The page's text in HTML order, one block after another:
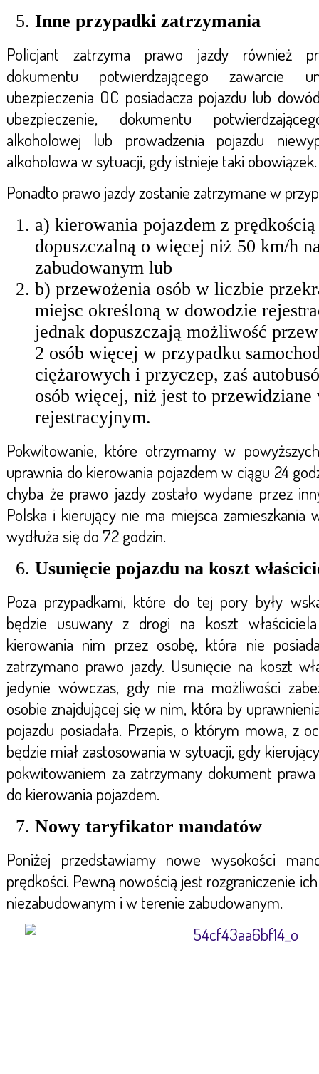
Inne przypadki zatrzymania
Policjant zatrzyma prawo jazdy również
dokumentu potwierdzającego zawarcie
ubezpieczenia OC posiadacza pojazdu lub
ubezpieczenie, dokumentu
alkoholowej lub prowadzenia pojazdu
alkoholowa w sytuacji, gdy istnieje taki obowiązek.
Ponadto prawo jazdy zostanie zatrzymane w
a) kierowania pojazdem z
dopuszczalną o więcej niż 50 km/h
zabudowanym lub
b) przewożenia osób w liczbie
miejsc określoną w dowodzie
jednak dopuszczają możliwość
2 osób więcej w przypadku
ciężarowych i przyczep, zaś
osób więcej, niż jest to
rejestracyjnym.
Pokwitowanie, które otrzymamy w
uprawnia do kierowania pojazdem w ciągu 24
chyba że prawo jazdy zostało wydane przez
Polska i kierujący nie ma miejsca
wydłuża się do 72 godzin.
Usunięcie pojazdu na koszt
Poza przypadkami, które do tej pory były
będzie usuwany z drogi na koszt
kierowania nim przez osobę, która nie
zatrzymano prawo jazdy. Usunięcie na koszt
jedynie wówczas, gdy nie ma możliwości
osobie znajdującej się w nim, która by
pojazdu posiadała. Przepis, o którym mowa, z
będzie miał zastosowania w sytuacji, gdy
pokwitowaniem za zatrzymany dokument
do kierowania pojazdem.
Nowy taryfikator mandatów
Poniżej przedstawiamy nowe wysokości
prędkości. Pewną nowością jest rozgraniczenie
niezabudowanym i w terenie zabudowanym.